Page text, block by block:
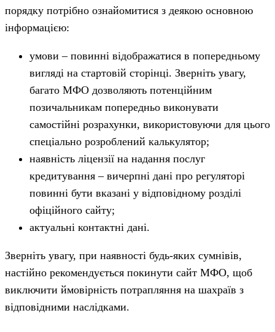
порядку потрібно ознайомитися з деякою основною
інформацією:
умови – повинні відображатися в попередньому
вигляді на стартовій сторінці. Зверніть увагу,
багато МФО дозволяють потенційним
позичальникам попередньо виконувати
самостійні розрахунки, використовуючи для цього
спеціально розроблений калькулятор;
наявність ліцензії на надання послуг
кредитування – вичерпні дані про регуляторі
повинні бути вказані у відповідному розділі
офіційного сайту;
актуальні контактні дані.
Зверніть увагу, при наявності будь-яких сумнівів,
настійно рекомендується покинути сайт МФО, щоб
виключити ймовірність потрапляння на шахраїв з
відповідними наслідками.